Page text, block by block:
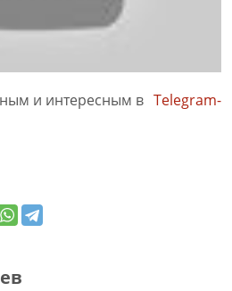
и интересным в Telegram-